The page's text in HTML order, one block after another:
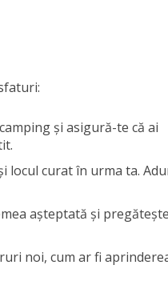
și asigură-te că ai
locul curat în urma ta.
așteptată și
noi, cum ar fi